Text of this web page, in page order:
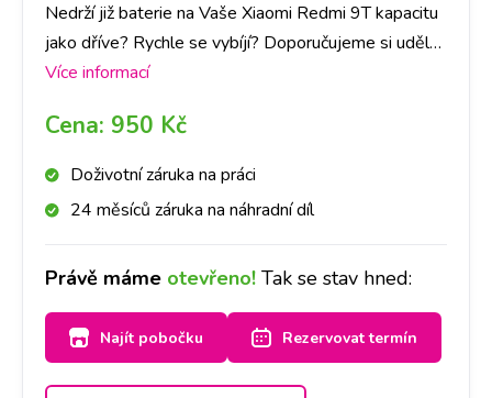
Nedrží již baterie na Vaše Xiaomi Redmi 9T kapacitu
jako dříve? Rychle se vybíjí? Doporučujeme si udělat
rezervaci nebo zavolat na vybranou pobočku,
do půl hodiny Vám baterii vyměníme.
Více informací
Cena: 950 Kč
Doživotní záruka na práci
24 měsíců záruka na náhradní díl
Právě máme otevřeno! Tak se stav hned:
Najít pobočku Rezervovat termín